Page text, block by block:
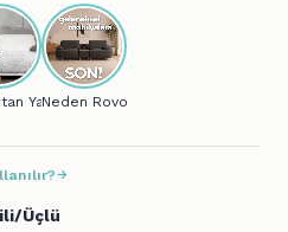
Neden Rovon?
Üçlü